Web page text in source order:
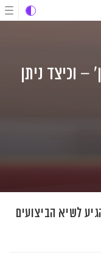
– וכיצד ניתן
לשיא הביצועים